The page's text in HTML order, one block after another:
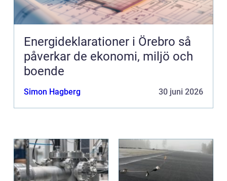
Energideklarationer i Örebro så
påverkar de ekonomi, miljö och
boende
Simon Hagberg 30 juni 2026